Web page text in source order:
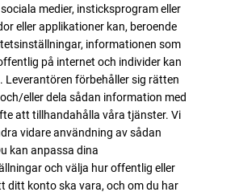
medier, insticksprogram eller
eller applikationer kan, beroende
informationen som
på internet och individer kan
Leverantören förbehåller sig rätten
eller dela sådan information med
att tillhandahålla våra tjänster. Vi
vidare användning av sådan
kan anpassa dina
och välja hur offentlig eller
ditt konto ska vara, och om du har